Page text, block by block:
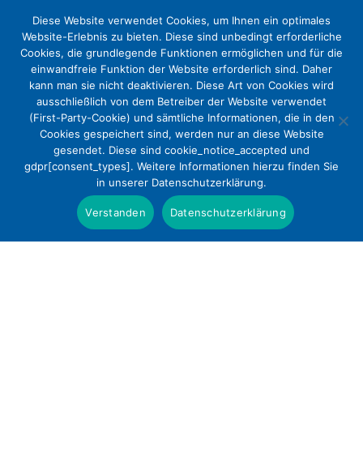
DEKV gratuliert Annegret Kramp-
Karrenbauer zum Parteivorsitz und
fordert im Krankenhaus statt
Bürokratie ein Zurück zum
Diese Website verwendet Cookies, um Ihnen ein optimales
Website-Erlebnis zu bieten. Diese sind unbedingt erforderliche
Cookies, die grundlegende Funktionen ermöglichen und für die
einwandfreie Funktion der Website erforderlich sind. Daher
kann man sie nicht deaktivieren. Diese Art von Cookies wird
ausschließlich von dem Betreiber der Website verwendet
(First-Party-Cookie) und sämtliche Informationen, die in den
Cookies gespeichert sind, werden nur an diese Website
gesendet. Diese sind cookie_notice_accepted und
gdpr[consent_types]. Weitere Informationen hierzu finden Sie
in unserer Datenschutzerklärung.
Verstanden Datenschutzerklärung